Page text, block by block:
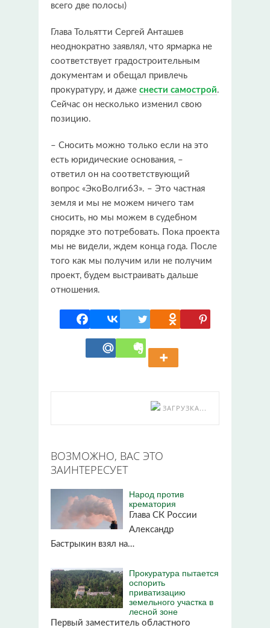
всего две полосы)
Глава Тольятти Сергей Анташев
неоднократно заявлял, что ярмарка не
соответствует градостроительным
документам и обещал привлечь
прокуратуру, и даже снести самострой.
Сейчас он несколько изменил свою
позицию.
– Сносить можно только если на это
есть юридические основания, –
ответил он на соответствующий
вопрос «ЭкоВолги63». – Это частная
земля и мы не можем ничего там
сносить, но мы можем в судебном
порядке это потребовать. Пока проекта
мы не видели, ждем конца года. После
того как мы получим или не получим
проект, будем выстраивать дальше
отношения.
ЗАГРУЗКА...
ВОЗМОЖНО, ВАС ЭТО
ЗАИНТЕРЕСУЕТ
Народ против
крематория
Глава СК России
Александр
Бастрыкин взял на…
Прокуратура пытается
оспорить
приватизацию
земельного участка в
лесной зоне
Первый заместитель областного